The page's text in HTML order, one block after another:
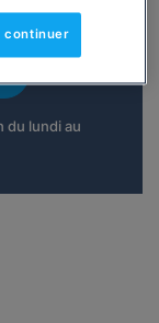
du lundi au
continuer